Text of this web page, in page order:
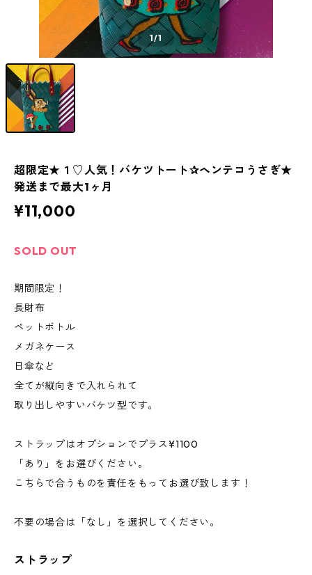
1/1
超限定★１♡人気！バケツトート✰ヘンテコうさぎ★
発送まで最大1ヶ月
¥11,000
SOLD OUT
期間限定！
長財布
ペットボトル
メガネケース
日傘など
全てが縦向きで入れられて
取り出しやすいバケツ型です。
ストラップはオプションでプラス¥1100
「あり」をお選びください。
こちらで合うものを責任をもってお選び致します！
不要の場合は「なし」を選択してください。
ストラップ